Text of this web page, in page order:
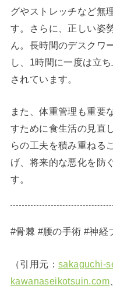
グやストレッチなど無
す。さらに、正しい姿
ん。長時間のデスクワ
し、1時間に一度は立
されています。
また、体重管理も重要
すために食生活の見直
らの工夫を積み重ねる
げ、将来的な悪化を防
す。
#骨棘 #腰の手術 #神経
（引用元： sakaguchi-
kawanaseikotsuin.com